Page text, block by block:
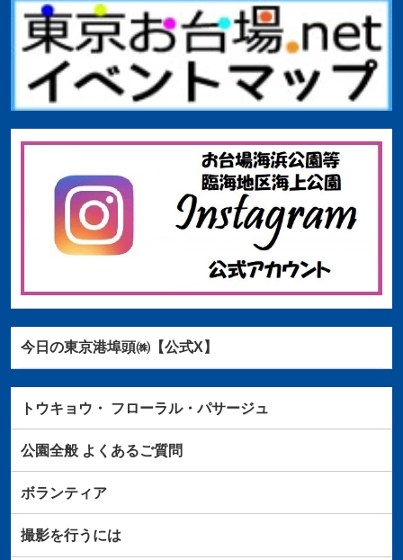
今日の東京港埠頭㈱【公式X】
トウキョウ・ フローラル・パサージュ
公園全般よくあるご質問
ボランティア
撮影を行うには